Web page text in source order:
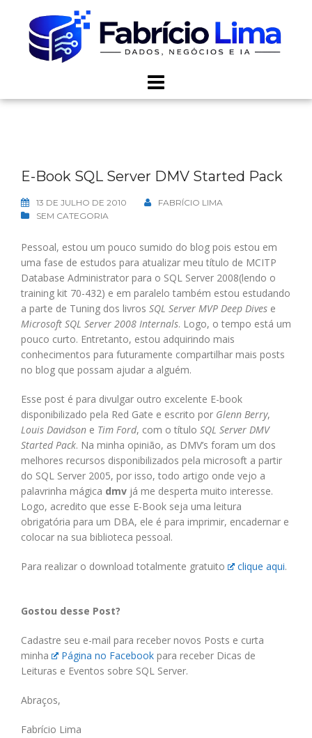
content
E-Book SQL Server DMV Started Pack
13 DE JULHO DE 2010
FABRÍCIO LIMA
SEM CATEGORIA
Pessoal, estou um pouco sumido do blog pois estou em
uma fase de estudos para atualizar meu título de MCITP
Database Administrator para o SQL Server 2008(lendo o
training kit 70-432) e em paralelo também estou estudando
a parte de Tuning dos livros SQL Server MVP Deep Dives e
Microsoft SQL Server 2008 Internals. Logo, o tempo está um
pouco curto. Entretanto, estou adquirindo mais
conhecimentos para futuramente compartilhar mais posts
no blog que possam ajudar a alguém.
Esse post é para divulgar outro excelente E-book
disponibilizado pela Red Gate e escrito por Glenn Berry,
Louis Davidson e Tim Ford, com o título SQL Server DMV
Started Pack. Na minha opinião, as DMV’s foram um dos
melhores recursos disponibilizados pela microsoft a partir
do SQL Server 2005, por isso, todo artigo onde vejo a
palavrinha mágica dmv já me desperta muito interesse.
Logo, acredito que esse E-Book seja uma leitura
obrigatória para um DBA, ele é para imprimir, encadernar e
colocar na sua biblioteca pessoal.
Para realizar o download totalmente gratuito clique aqui.
Gostou desse Post?
Cadastre seu e-mail para receber novos Posts e curta
minha
Página no Facebook para receber Dicas de
Leituras e Eventos sobre SQL Server.
Abraços,
Fabrício Lima